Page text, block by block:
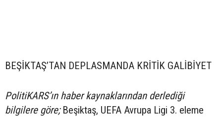
BEŞİKTAŞ’TAN DEPLASMANDA KRİTİK GALİBİYET
PolitiKARS’ın haber kaynaklarından derlediği
bilgilere göre;Beşiktaş, UEFA Avrupa Ligi 3. eleme